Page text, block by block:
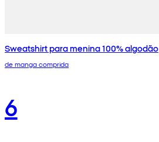
Sweatshirt para menina 100% algodão
de manga comprida
6